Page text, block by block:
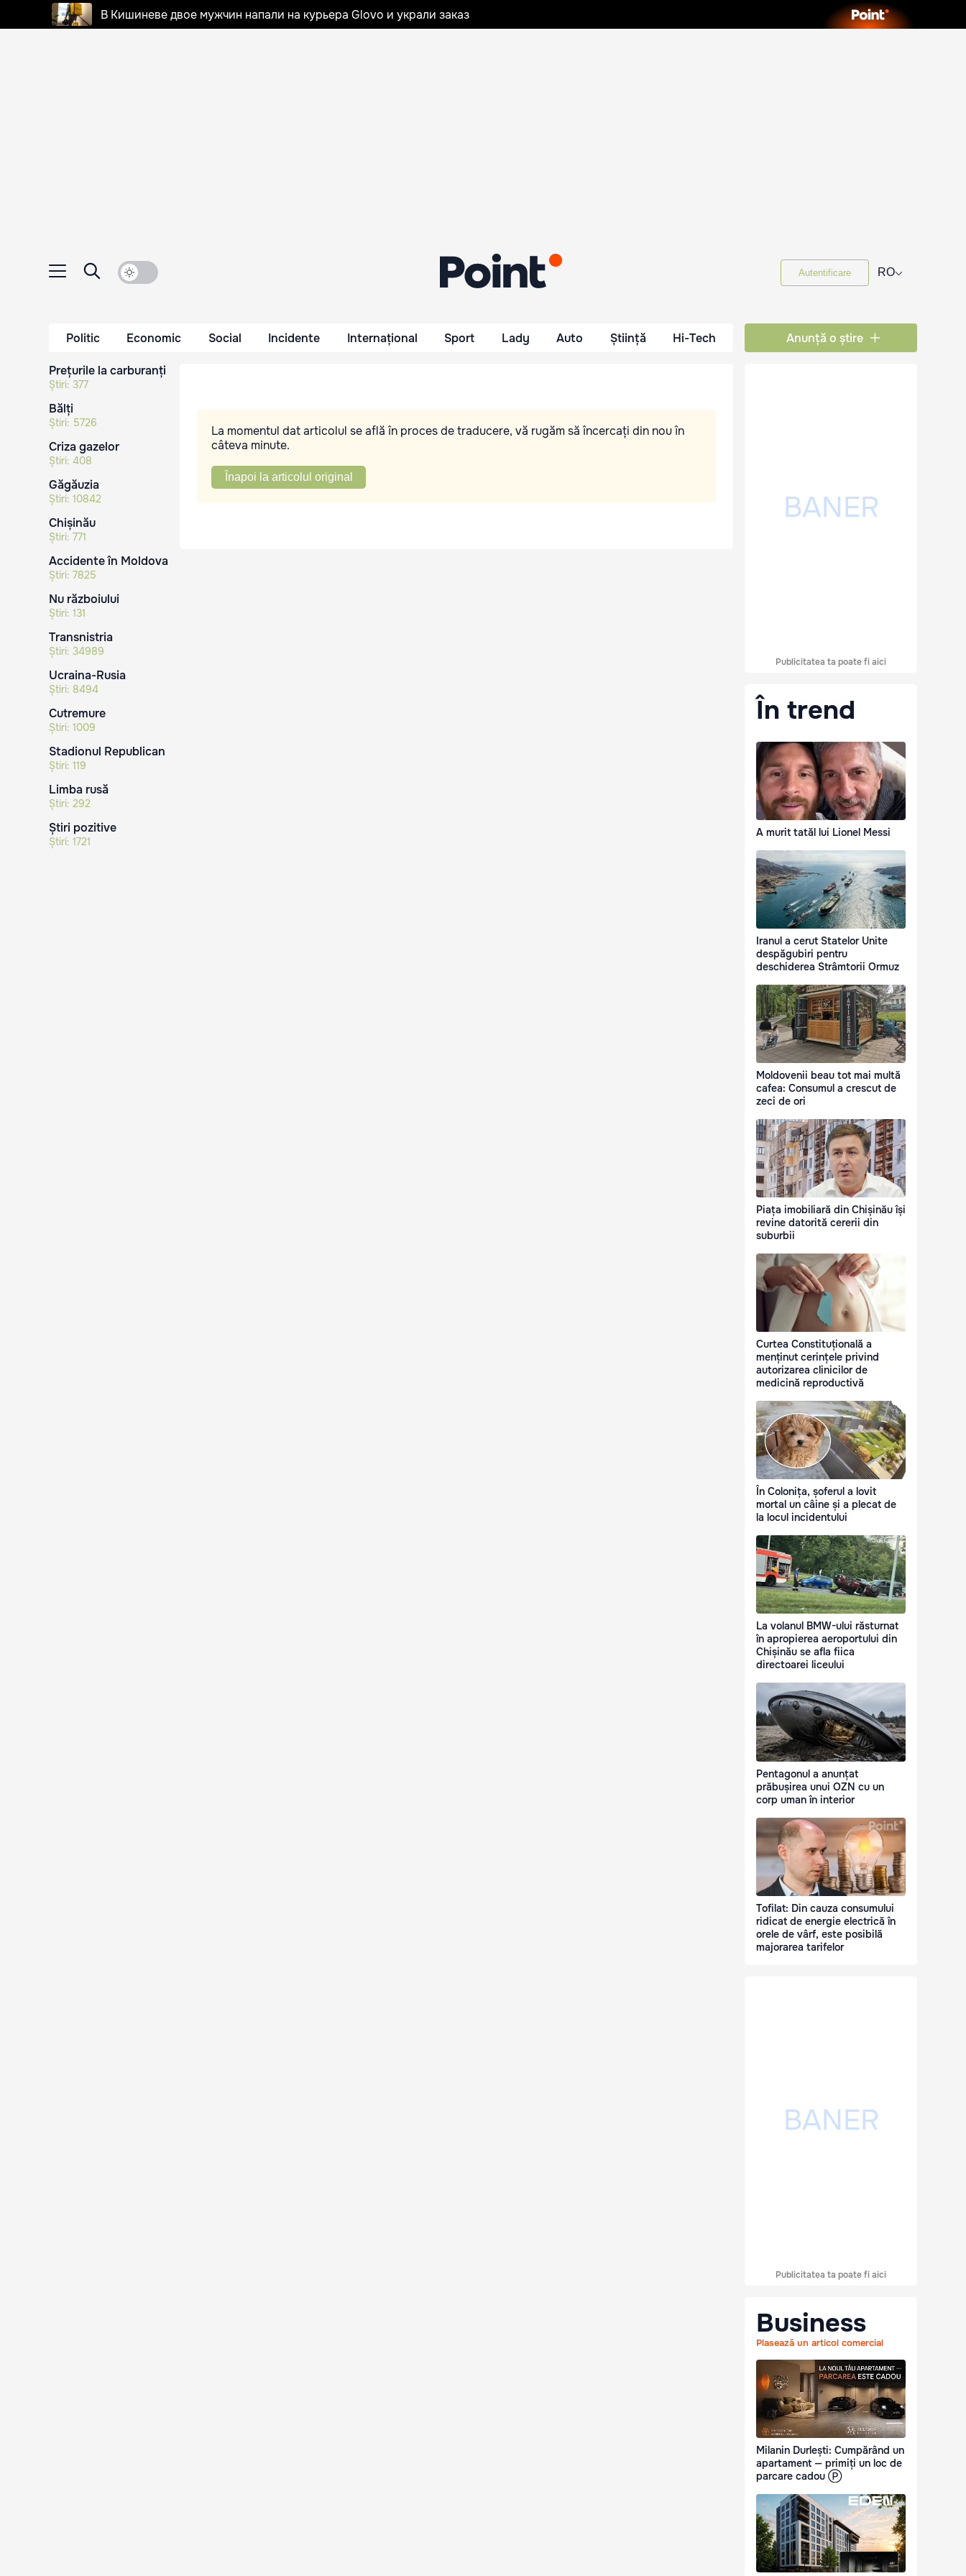
В Кишиневе двое мужчин напали на курьера Glovo и украли заказ
Autentificare RO⌵
Politic Economic Social Incidente Internațional Sport Lady Auto Știință Hi-Tech Anunță o știre
Prețurile la carburanți
Știri: 377
Bălți
Știri: 5726
Criza gazelor
Știri: 408
Găgăuzia
Știri: 10842
Chișinău
Știri: 771
Accidente în Moldova
Știri: 7825
Nu războiului
Știri: 131
Transnistria
Știri: 34989
Ucraina-Rusia
Știri: 8494
Cutremure
Știri: 1009
Stadionul Republican
Știri: 119
Limba rusă
Știri: 292
Știri pozitive
Știri: 1721
La momentul dat articolul se află în proces de traducere, vă rugăm să încercați din nou în
câteva minute.
Înapoi la articolul original
Publicitatea ta poate fi aici
În trend
A murit tatăl lui Lionel Messi
Iranul a cerut Statelor Unite
despăgubiri pentru
deschiderea Strâmtorii Ormuz
Moldovenii beau tot mai multă
cafea: Consumul a crescut de
zeci de ori
Piața imobiliară din Chișinău își
revine datorită cererii din
suburbii
Curtea Constituțională a
menținut cerințele privind
autorizarea clinicilor de
medicină reproductivă
În Colonița, șoferul a lovit
mortal un câine și a plecat de
la locul incidentului
La volanul BMW-ului răsturnat
în apropierea aeroportului din
Chișinău se afla fiica
directoarei liceului
Pentagonul a anunțat
prăbușirea unui OZN cu un
corp uman în interior
Tofilat: Din cauza consumului
ridicat de energie electrică în
orele de vârf, este posibilă
majorarea tarifelor
Publicitatea ta poate fi aici
Business
Plasează un articol comercial
Milanin Durlești: Cumpărând un
apartament — primiți un loc de
parcare cadou Ⓟ